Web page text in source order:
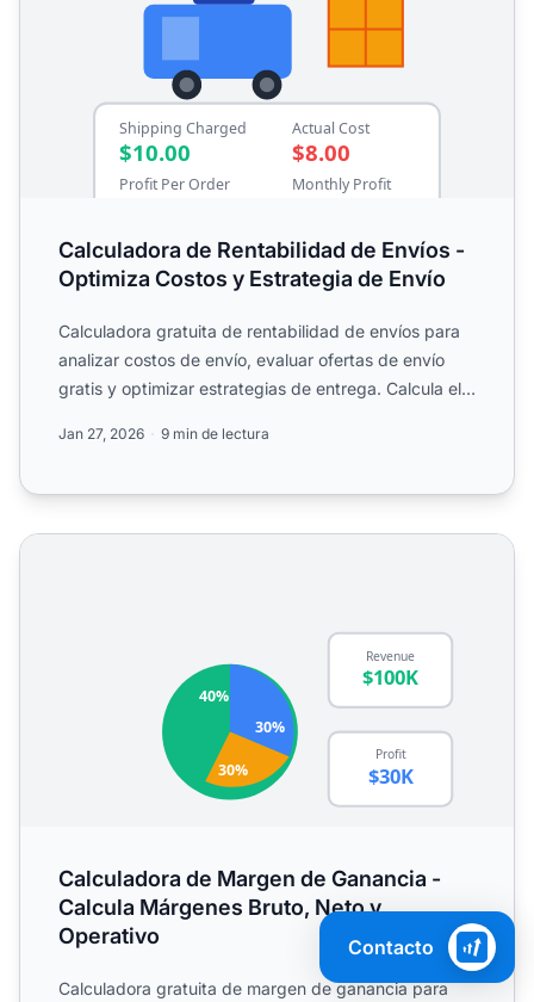
Calculadora de Rentabilidad de Envíos -
Optimiza Costos y Estrategia de Envío
Calculadora gratuita de rentabilidad de envíos para
analizar costos de envío, evaluar ofertas de envío
gratis y optimizar estrategias de entrega. Calcula el
Jan 27, 2026 9 min de lectura
Calculadora de Margen de Ganancia - Calcula Márgenes
Calculadora de Margen de Ganancia -
Calcula Márgenes Bruto, Neto y
Operativo
Calculadora gratuita de margen de ganancia para
Contacto